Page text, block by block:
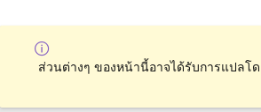
ส่วนต่างๆ ของหน้านี้อาจได้รับการแปลโด